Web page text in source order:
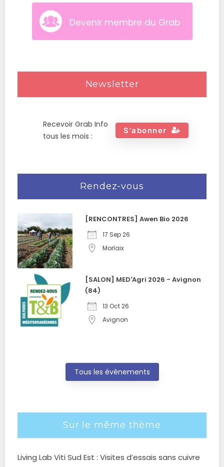
Devenir membre du Grab
Newsletter
Recevoir Grab Info
tous les mois :
S'abonner
Rendez-vous
[RENCONTRES] Awen Bio 2026
17 Sep 26
Morlaix
[SALON] MED'Agri 2026 - Avignon
(84)
13 Oct 26
Avignon
Tous les évènements
Sur le même thème
Living Lab Viti Sud Est : Visites d’essais sans cuivre